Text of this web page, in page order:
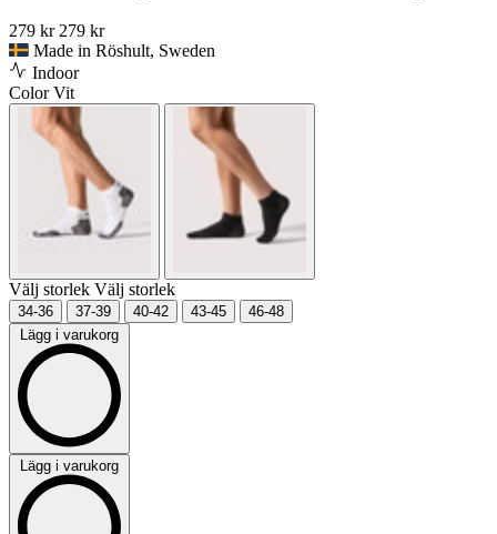
279 kr 279 kr
Made in Röshult, Sweden
Indoor
ColorVit
Välj storlek Välj storlek
34-36 37-39 40-42 43-45
46-48
Lägg i varukorg
Lägg i varukorg